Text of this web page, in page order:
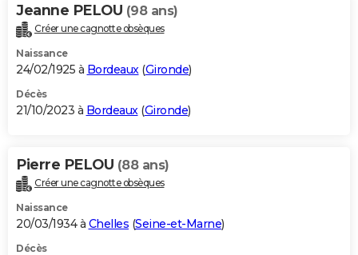
Jeanne PELOU (98 ans)
Créer une cagnotte obsèques
Naissance
24/02/1925 à Bordeaux(Gironde)
Décès
21/10/2023 à Bordeaux(Gironde)
Pierre PELOU (88 ans)
Créer une cagnotte obsèques
Naissance
20/03/1934 à Chelles (Seine-et-Marne)
Décès